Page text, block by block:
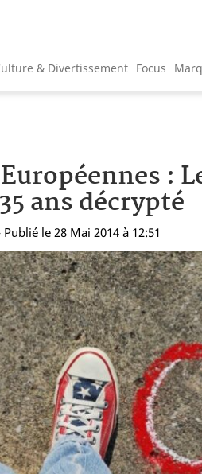
& Divertissement Focus
:
ans décrypté
Publié le 28 Mai 2014 à 12:51